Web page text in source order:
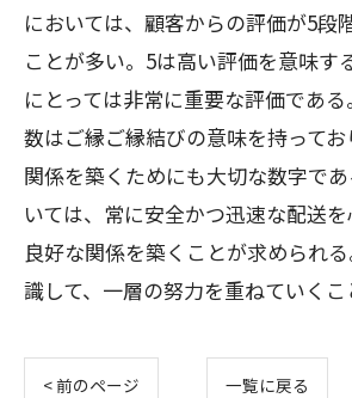
においては、顧客からの評価が5段
ことが多い。5は高い評価を意味す
にとっては非常に重要な評価であ
数はご縁ご縁結びの意味を持って
関係を築くためにも大切な数字で
いては、常に安全かつ迅速な配送
良好な関係を築くことが求められ
識して、一層の努力を重ねていくこ
< 前のページ 一覧に戻る